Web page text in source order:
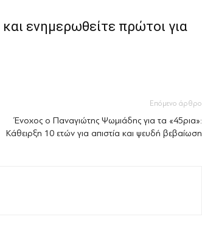
και ενημερωθείτε πρώτοι για
Επόμενο άρθρο
Ένοχος ο Παναγιώτης Ψωμιάδης για τα «45ρια»:
Κάθειρξη 10 ετών για απιστία και ψευδή βεβαίωση